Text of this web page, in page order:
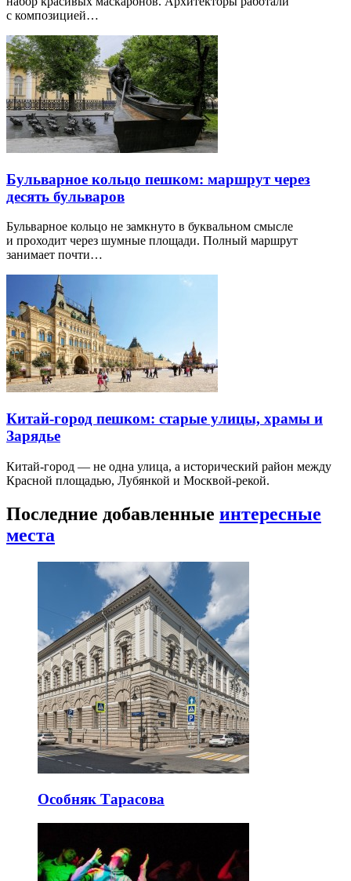
с композицией…
Бульварное кольцо пешком: маршрут через
десять бульваров
Бульварное кольцо не замкнуто в буквальном смысле
и проходит через шумные площади. Полный маршрут
занимает почти…
Китай-город пешком: старые улицы, храмы и
Зарядье
Китай-город — не одна улица, а исторический район между
Красной площадью, Лубянкой и Москвой-рекой.
Последние добавленные интересные
места
Особняк Тарасова